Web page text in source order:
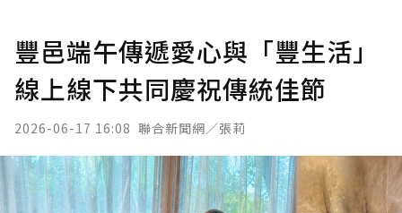
豐邑端午傳遞愛心與「豐生活」
線上線下共同慶祝傳統佳節
2026-06-17 16:08 聯合新聞網／張莉